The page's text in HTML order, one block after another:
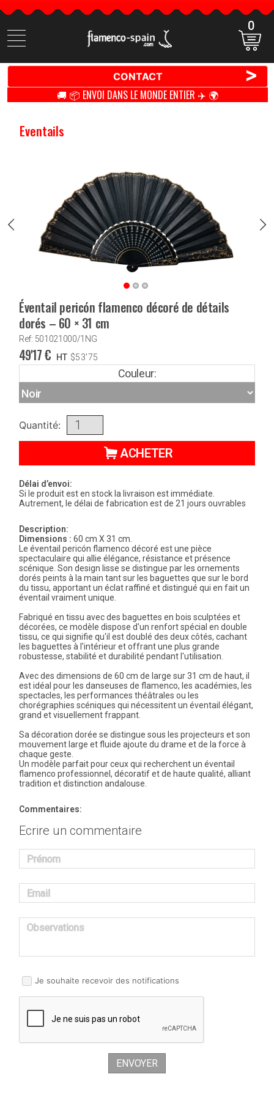
Cherchez
des
0
CONTACT >
🚚 📦 ENVOI DANS LE MONDE ENTIER ✈️ 🌍
Eventails
Éventail pericón flamenco décoré de détails
dorés – 60 × 31 cm
Ref: 501021000/1NG
49'17€ HT $53'75
Couleur:
Quantité:
ACHETER
Délai d’envoi:
Si le produit est en stock la livraison est immédiate.
Autrement, le délai de fabrication est de 21 jours ouvrables
Description:
Dimensions : 60 cm X 31 cm.
Le éventail pericón flamenco décoré est une pièce
spectaculaire qui allie élégance, résistance et présence
scénique. Son design lisse se distingue par les ornements
dorés peints à la main tant sur les baguettes que sur le bord
du tissu, apportant un éclat raffiné et distingué qui en fait un
éventail vraiment unique.
Fabriqué en tissu avec des baguettes en bois sculptées et
décorées, ce modèle dispose d'un renfort spécial en double
tissu, ce qui signifie qu'il est doublé des deux côtés, cachant
les baguettes à l'intérieur et offrant une plus grande
robustesse, stabilité et durabilité pendant l'utilisation.
Avec des dimensions de 60 cm de large sur 31 cm de haut, il
est idéal pour les danseuses de flamenco, les académies, les
spectacles, les performances théâtrales ou les
chorégraphies scéniques qui nécessitent un éventail élégant,
grand et visuellement frappant.
Sa décoration dorée se distingue sous les projecteurs et son
mouvement large et fluide ajoute du drame et de la force à
chaque geste.
Un modèle parfait pour ceux qui recherchent un éventail
flamenco professionnel, décoratif et de haute qualité, alliant
tradition et distinction andalouse.
Commentaires:
Ecrire un commentaire
Prénom
Email
Observations
Je souhaite recevoir des notifications
ENVOYER